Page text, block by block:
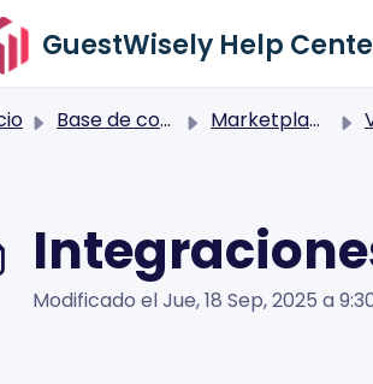
al contenido principal
GuestWisely Help
Base de conocimientos Marketplace
Modificado el Jue, 18 Sep, 2025 a